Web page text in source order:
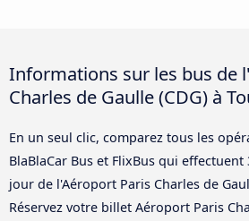
Informations sur les bus de
Charles de Gaulle (CDG) à
En un seul clic, comparez tous les
BlaBlaCar Bus et FlixBus qui
jour de l'Aéroport Paris Charles de
Réservez votre billet Aéroport Paris